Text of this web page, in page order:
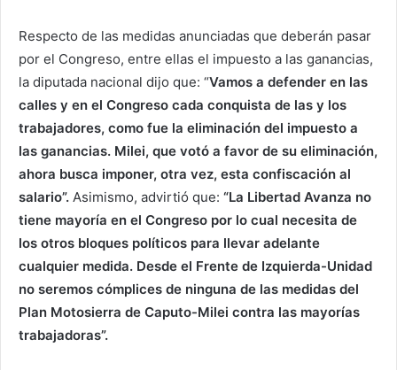
Respecto de las medidas anunciadas que deberán pasar
por el Congreso, entre ellas el impuesto a las ganancias,
la diputada nacional dijo que: “Vamos a defender en las
calles y en el Congreso cada conquista de las y los
trabajadores, como fue la eliminación del impuesto a
las ganancias. Milei, que votó a favor de su eliminación,
ahora busca imponer, otra vez, esta confiscación al
salario”. Asimismo, advirtió que: “La Libertad Avanza no
tiene mayoría en el Congreso por lo cual necesita de
los otros bloques políticos para llevar adelante
cualquier medida. Desde el Frente de Izquierda-Unidad
no seremos cómplices de ninguna de las medidas del
Plan Motosierra de Caputo-Milei contra las mayorías
trabajadoras”.